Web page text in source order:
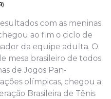
com as meninas
ao fim o ciclo de
da equipe adulta. O
mesa brasileiro de todos
de Jogos Pan-
olímpicas, chegou a
Brasileira de Tênis